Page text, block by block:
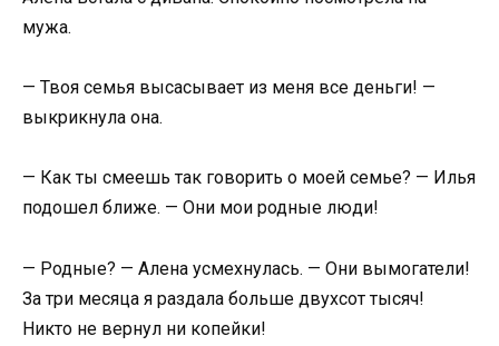
мужа.
— Твоя семья высасывает из меня все деньги! —
выкрикнула она.
— Как ты смеешь так говорить о моей семье? — Илья
подошел ближе. — Они мои родные люди!
— Родные? — Алена усмехнулась. — Они вымогатели!
За три месяца я раздала больше двухсот тысяч!
Никто не вернул ни копейки!